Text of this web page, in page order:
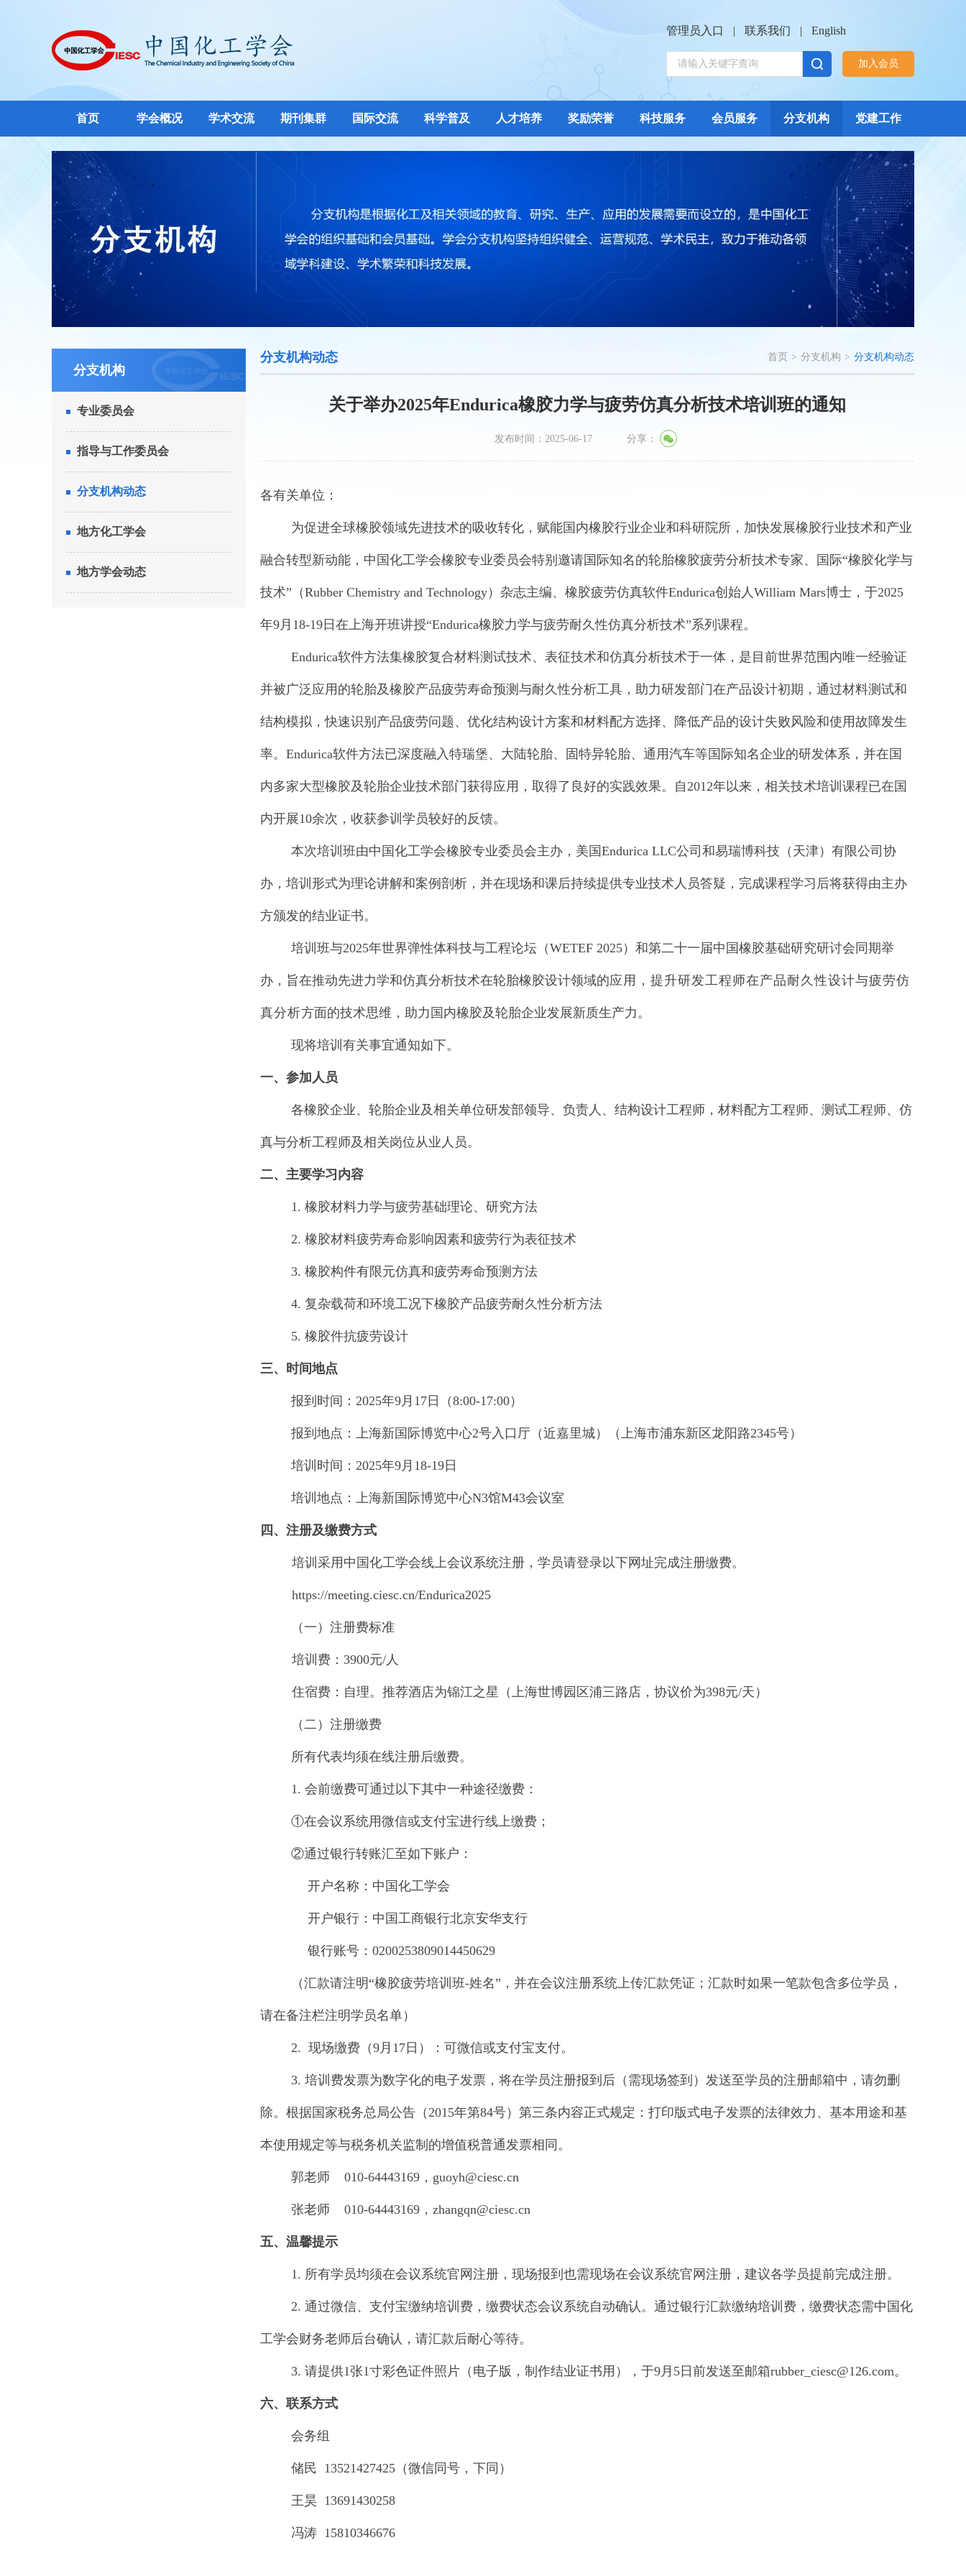
管理员入口 | 联系我们 | English
加入会员
首页 学会概况 学术交流 期刊集群 国际交流 科学普及 人才培养 奖励荣誉 科技服务 会员服务 分支机构 党建工作
分支机构
专业委员会
指导与工作委员会
分支机构动态
地方化工学会
地方学会动态
分支机构动态 首页 > 分支机构 > 分支机构动态
关于举办2025年Endurica橡胶力学与疲劳仿真分析技术培训班的通知
发布时间：2025-06-17 分享：
各有关单位：
为促进全球橡胶领域先进技术的吸收转化，赋能国内橡胶行业企业和科研院所，加快发展橡胶行业技术和产业
融合转型新动能，中国化工学会橡胶专业委员会特别邀请国际知名的轮胎橡胶疲劳分析技术专家、国际“橡胶化学与
技术”（Rubber Chemistry and Technology）杂志主编、橡胶疲劳仿真软件Endurica创始人William Mars博士，于2025
年9月 18-19 日在上海开班讲授“Endurica橡胶力学与疲劳耐久性仿真分析技术”系列课程。
Endurica软件方法集橡胶复合材料测试技术、表征技术和仿真分析技术于一体，是目前世界范围内唯一经验证
并被广泛应用的轮胎及橡胶产品疲劳寿命预测与耐久性分析工具，助力研发部门在产品设计初期，通过材料测试和
结构模拟，快速识别产品疲劳问题、优化结构设计方案和材料配方选择、降低产品的设计失败风险和使用故障发生
率。 Endurica软件方法已深度融入特瑞堡、大陆轮胎、固特异轮胎、通用汽车等国际知名企业的研发体系，并在国
内多家大型橡胶及轮胎企业技术部门获得应用，取得了良好的实践效果。自2012年以来，相关技术培训课程已在国
内开展10余次，收获参训学员较好的反馈。
本次培训班由中国化工学会橡胶专业委员会主办，美国Endurica LLC公司和易瑞博科技（天津）有限公司协
办，培训形式为理论讲解和案例剖析，并在现场和课后持续提供专业技术人员答疑，完成课程学习后将获得由主办
方颁发的结业证书。
培训班与2025年世界弹性体科技与工程论坛（WETEF 2025）和第二十一届中国橡胶基础研究研讨会同期举
办，旨在推动先进力学和仿真分析技术在轮胎橡胶设计领域的应用，提升研发工程师在产品耐久性设计与疲劳仿
真分析方面的技术思维，助力国内橡胶及轮胎企业发展新质生产力。
现将培训有关事宜通知如下。
一、参加人员
各橡胶企业、轮胎企业及相关单位研发部领导、负责人、结构设计工程师，材料配方工程师、测试工程师、仿
真与分析工程师及相关岗位从业人员。
二、主要学习内容
1. 橡胶材料力学与疲劳基础理论、研究方法
2. 橡胶材料疲劳寿命影响因素和疲劳行为表征技术
3. 橡胶构件有限元仿真和疲劳寿命预测方法
4. 复杂载荷和环境工况下橡胶产品疲劳耐久性分析方法
5. 橡胶件抗疲劳设计
三、时间地点
报到时间： 2025年9月 17 日（8:00-17:00）
报到地点：上海新国际博览中心2号入口厅（近嘉里城）（上海市浦东新区龙阳路2345号）
培训时间： 2025年9月 18-19 日
培训地点：上海新国际博览中心N3馆M43会议室
四、注册及缴费方式
培训采用中国化工学会线上会议系统注册，学员请登录以下网址完成注册缴费。
https://meeting.ciesc.cn/Endurica2025
（一） 注册费标准
培训费： 3900元/人
住宿费：自理。推荐酒店为锦江之星（上海世博园区浦三路店，协议价为398元/天）
（二）注册缴费
所有代表均须在线注册后缴费。
1. 会前缴费可通过以下其中一种途径缴费：
①在会议系统用微信或支付宝进行线上缴费；
②通过银行转账汇至如下账户：
开户名称：中国化工学会
开户银行：中国工商银行北京安华支行
银行账号： 0200253809014450629
（汇款请注明“橡胶疲劳培训班-姓名”，并在会议注册系统上传汇款凭证；汇款时如果一笔款包含多位学员，
请在备注栏注明学员名单）
2. 现场缴费（9月 17 日）：可微信或支付宝支付。
3. 培训费发票为数字化的电子发票，将在学员注册报到后（需现场签到）发送至学员的注册邮箱中，请勿删
除。根据国家税务总局公告（2015年第84号）第三条内容正式规定：打印版式电子发票的法律效力、基本用途和基
本使用规定等与税务机关监制的增值税普通发票相同。
郭老师 010-64443169 ， guoyh@ciesc.cn
张老师 010-64443169 ， zhangqn@ciesc.cn
五、温馨提示
1. 所有学员均须在会议系统官网注册，现场报到也需现场在会议系统官网注册，建议各学员提前完成注册。
2. 通过微信、支付宝缴纳培训费，缴费状态会议系统自动确认。通过银行汇款缴纳培训费，缴费状态需中国化
工学会财务老师后台确认，请汇款后耐心等待。
3. 请提供1张1寸彩色证件照片（电子版，制作结业证书用），于9月 5 日前发送至邮箱rubber_ciesc@126.com。
六、联系方式
会务组
储民 13521427425 （微信同号，下同）
王昊 13691430258
冯涛 15810346676